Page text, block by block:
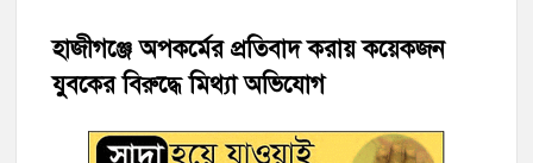
হাজীগঞ্জ পৌরসভার মেয়র প্রার্থী অ্যাড. টিটু টোরাগড় পূর্বপাড়া জামে
হাজীগঞ্জে অপকর্মের প্রতিবাদ করায় কয়েকজন
যুবকের বিরুদ্ধে মিথ্যা অভিযোগ